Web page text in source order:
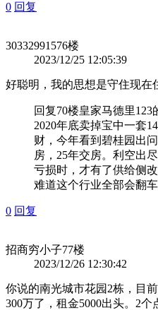
0 回复
30332991576楼
2023/12/25 12:05:39
好聪明，我的思想是守住现在
回复70楼皇家马德里123
2020年底卖掉宝中一套
财，今年看到碧桂园出
房，25年交房。利空出
亏损时，才有了供给侧
难道这个行业全部会翻车
0 回复
招商穷小子77楼
2023/12/26 12:30:42
你说的南光城市花园2栋，目
300万了，租金5000出头。2